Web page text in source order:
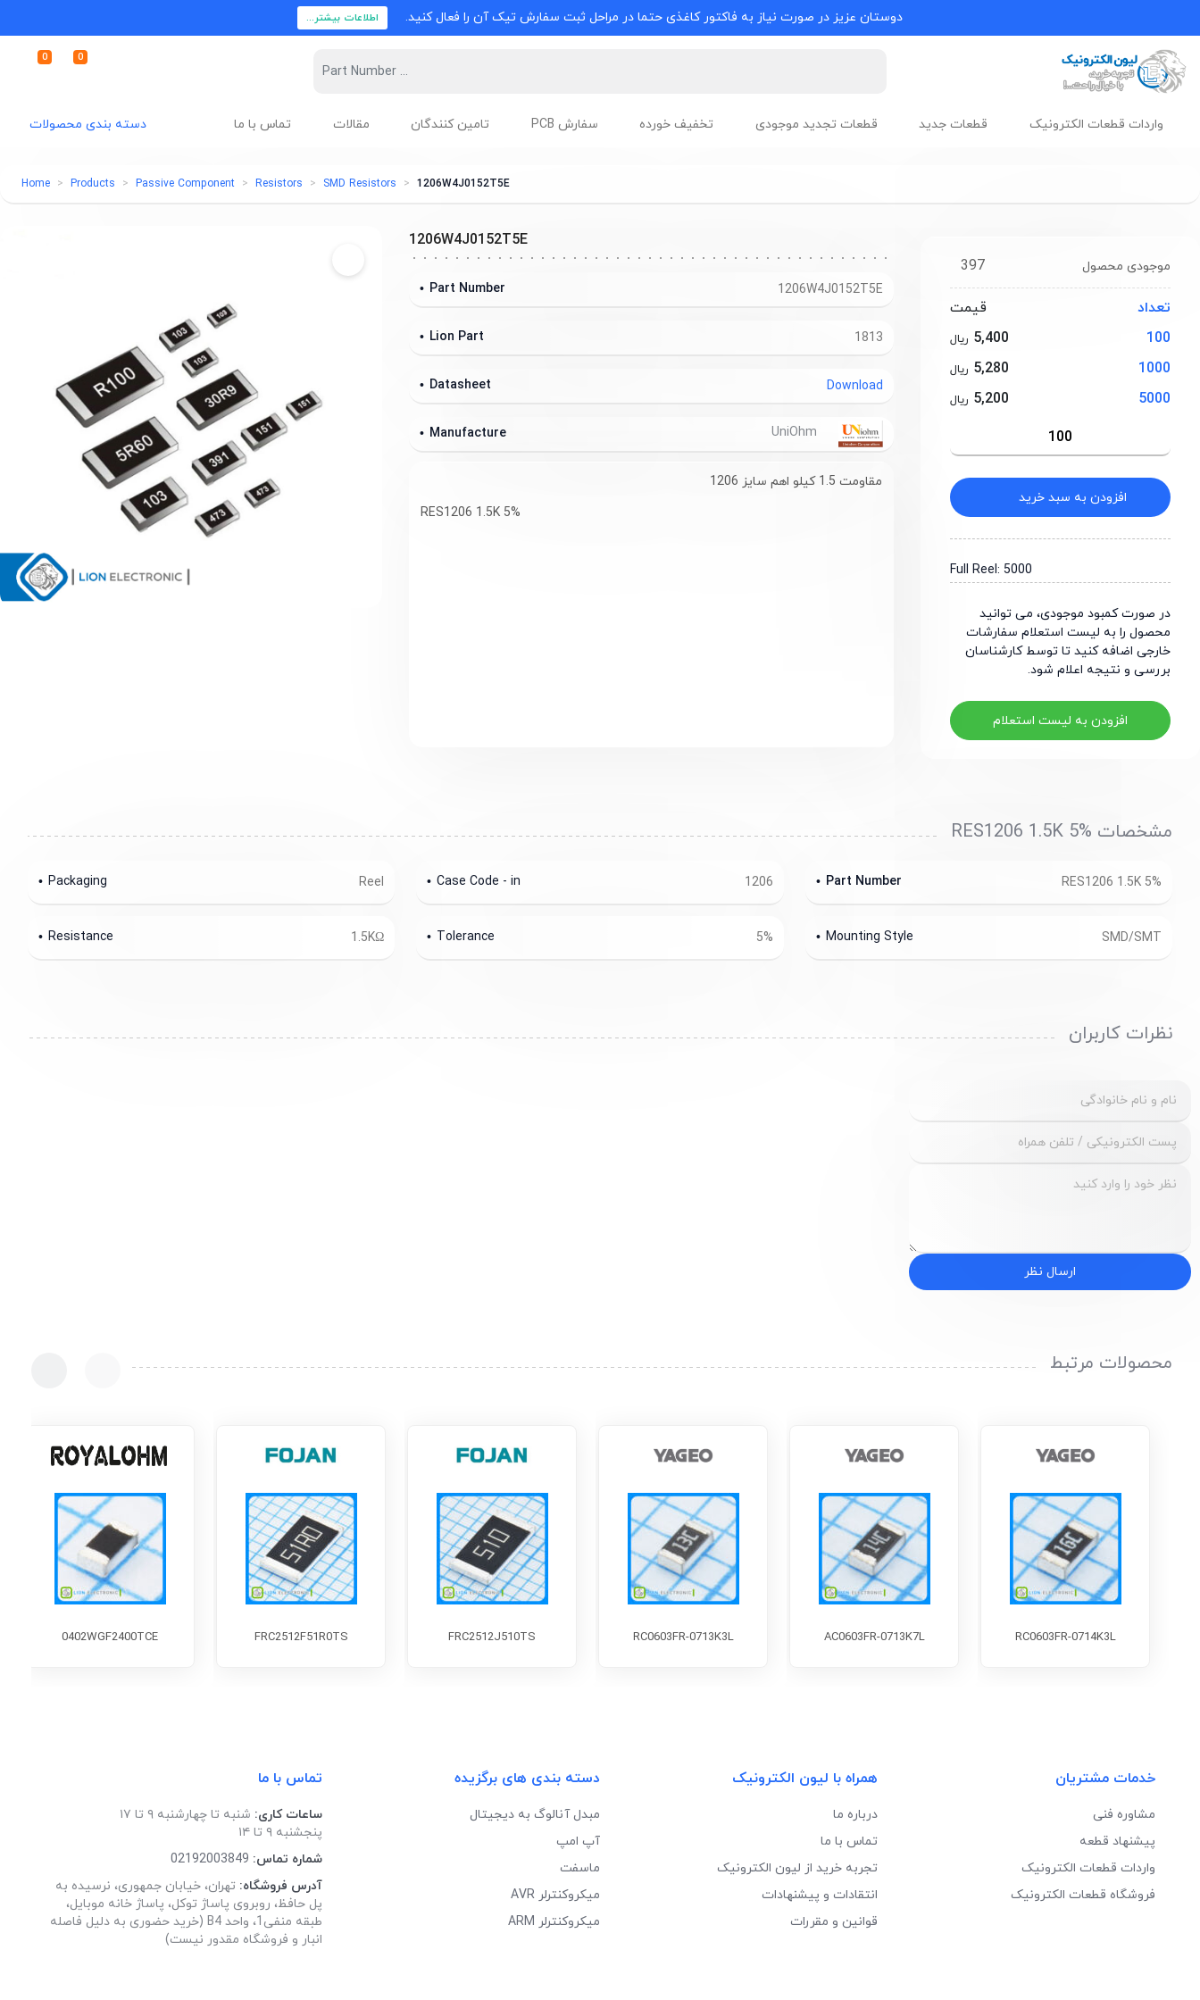
دوستان عزیز در صورت نیاز به فاکتور کاغذی حتما در مراحل ثبت سفارش تیک آن را فعال کنید. اطلاعات بیشتر...
0 0
دسته بندی محصولات واردات قطعات الکترونیک قطعات جدید قطعات تجدید موجودی تخفیف خورده سفارش PCB تامین کنندگان مقالات تماس با ما
Home Products Passive Component Resistors SMD Resistors 1206W4J0152T5E
397 موجودی محصول
تعداد
قیمت
100
5,400 ریال
1000
5,280 ریال
5000
5,200 ریال
افزودن به سبد خرید
Full Reel: 5000
در صورت کمبود موجودی، می توانید
محصول را به لیست استعلام سفارشات
خارجی اضافه کنید تا توسط کارشناسان
بررسی و نتیجه اعلام شود.
افزودن به لیست استعلام
1206W4J0152T5E
1206W4J0152T5E
Part Number
1813
Lion Part
Download
Datasheet
Manufacture
مقاومت 1.5 کیلو اهم سایز 1206
RES1206 1.5K 5%
مشخصات RES1206 1.5K 5%
RES1206 1.5K 5%
Part Number
1206
Case Code - in
Reel
Packaging
SMD/SMT
Mounting Style
5%
Tolerance
1.5KΩ
Resistance
نظرات کاربران
ارسال نظر
محصولات مرتبط
RC0603FR-0714K3L
AC0603FR-0713K7L
RC0603FR-0713K3L
FRC2512J510TS
FRC2512F51R0TS
0402WGF2400TCE
خدمات مشتریان
مشاوره فنی
پیشنهاد قطعه
واردات قطعات الکترونیک
فروشگاه قطعات الکترونیک
همراه با لیون الکترونیک
درباره ما
تماس با ما
تجربه خرید از لیون الکترونیک
انتقادات و پیشنهادات
قوانین و مقررات
دسته بندی های برگزیده
مبدل آنالوگ به دیجیتال
آپ امپ
ماسفت
میکروکنترلر AVR
میکروکنترلر ARM
تماس با ما
ساعات کاری: شنبه تا چهارشنبه ۹ تا ۱۷
پنجشنبه ۹ تا ۱۴
شماره تماس: 02192003849
آدرس فروشگاه: تهران، خیابان جمهوری، نرسیده به
پل حافظ، روبروی پاساژ توکل، پاساژ خانه موبایل،
طبقه منفی1، واحد B4 (خرید حضوری به دلیل فاصله
انبار و فروشگاه مقدور نیست)